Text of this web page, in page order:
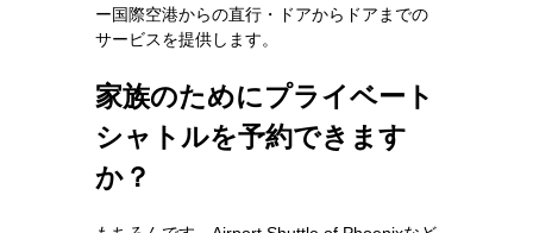
ー国際空港からの直行・ドアからドアまでの
サービスを提供します。
家族のためにプライベート
シャトルを予約できます
か？